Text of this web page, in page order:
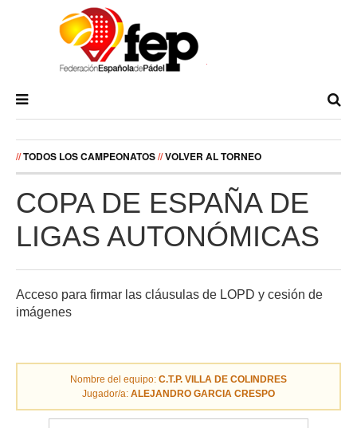
//TODOS LOS CAMPEONATOS//VOLVER AL TORNEO
COPA DE ESPAÑA DE
LIGAS AUTONÓMICAS
Acceso para firmar las cláusulas de LOPD y cesión de
imágenes
Nombre del equipo: C.T.P. VILLA DE COLINDRES
Jugador/a: ALEJANDRO GARCIA CRESPO